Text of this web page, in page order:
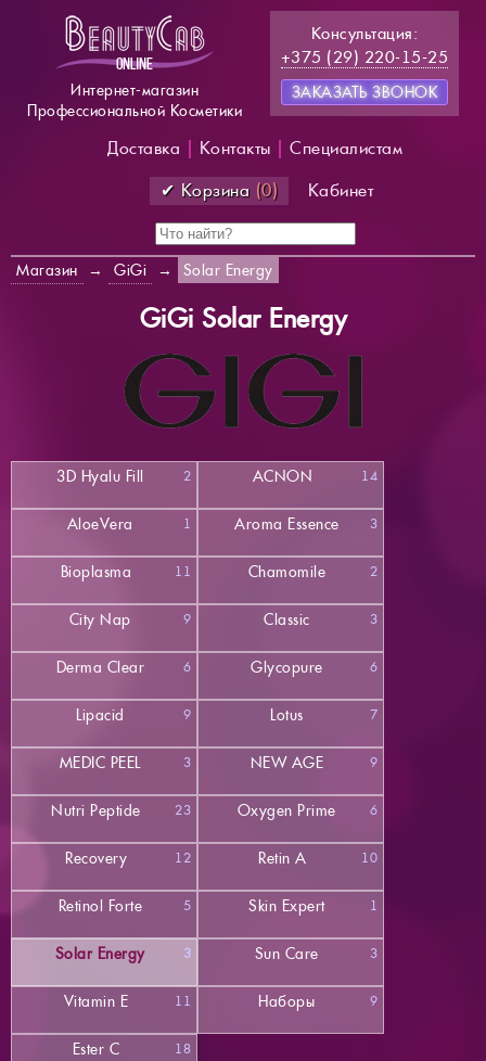
Интернет-магазин
Профессиональной Косметики
Консультация:
+375 (29) 220-15-25
ЗАКАЗАТЬ ЗВОНОК
Доставка Контакты
Специалистам
✔ Корзина (0) Кабинет
Магазин → GiGi → Solar Energy
GiGi Solar Energy
3D Hyalu Fill 2 ACNON 14
AloeVera 1 Aroma Essence 3
Bioplasma 11 Chamomile 2
City Nap 9 Classic 3
Derma Clear 6 Glycopure 6
Lipacid 9 Lotus 7
MEDIC PEEL 3 NEW AGE 9
Nutri Peptide 23 Oxygen Prime 6
Recovery 12 Retin A 10
Retinol Forte 5 Skin Expert 1
Solar Energy 3 Sun Care 3
Vitamin E 11 Наборы 9
Ester C 18